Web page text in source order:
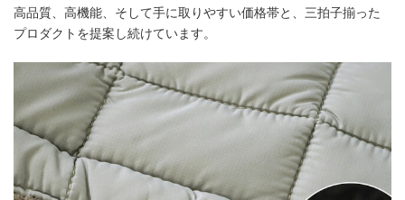
高品質、高機能、そして手に取りやすい価格帯と、三拍子揃った
プロダクトを提案し続けています。